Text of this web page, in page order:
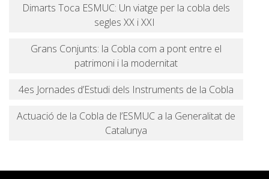
Dimarts Toca ESMUC: Un viatge per la cobla dels
segles XX i XXI
Grans Conjunts: la Cobla com a pont entre el
patrimoni i la modernitat
4es Jornades d’Estudi dels Instruments de la Cobla
Actuació de la Cobla de l’ESMUC a la Generalitat de
Catalunya